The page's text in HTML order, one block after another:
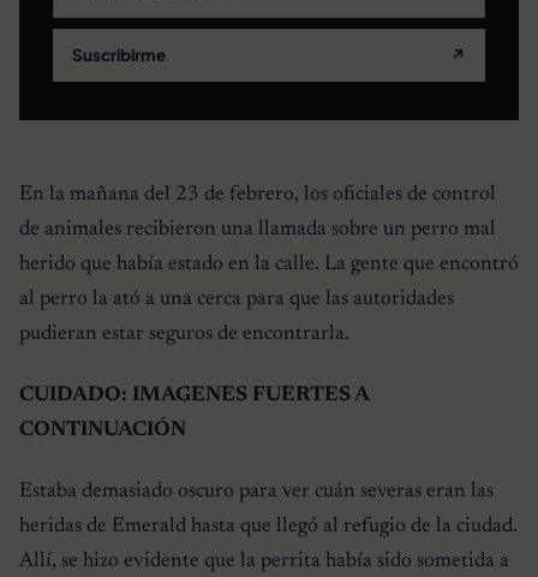
Suscribirme ↗
En la mañana del 23 de febrero, los oficiales de control
de animales recibieron una llamada sobre un perro mal
herido que había estado en la calle. La gente que encontró
al perro la ató a una cerca para que las autoridades
pudieran estar seguros de encontrarla.
CUIDADO: IMAGENES FUERTES A
CONTINUACIÓN
Estaba demasiado oscuro para ver cuán severas eran las
heridas de Emerald hasta que llegó al refugio de la ciudad.
Allí, se hizo evidente que la perrita había sido sometida a